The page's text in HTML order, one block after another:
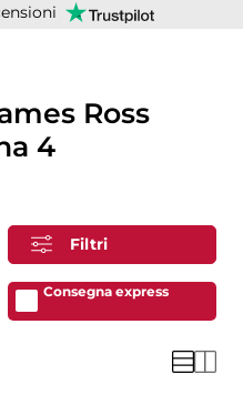
Ross
4
Filtri
Consegna express